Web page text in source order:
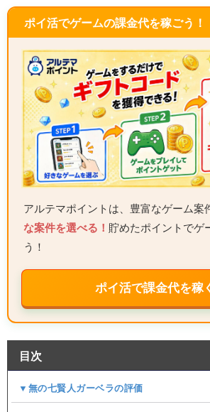
ポイ活でゲームの課金代を稼ごう！
アルテマポイントは、豊富なゲーム案
な案件を選べる！ 貯めたポイントでゲ
う！
ポイ活で課金代を稼
目次
▼無の七賢人ガーベラの評価